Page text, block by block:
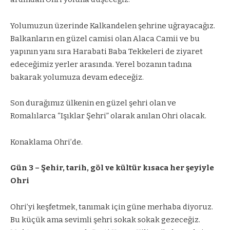
Yolumuzun üzerinde Kalkandelen şehrine uğrayacağız.
Balkanların en güzel camisi olan Alaca Camii ve bu
yapının yanı sıra Harabati Baba Tekkeleri de ziyaret
edeceğimiz yerler arasında. Yerel bozanın tadına
bakarak yolumuza devam edeceğiz.
Son durağımız ülkenin en güzel şehri olan ve
Romalılarca “Işıklar Şehri” olarak anılan Ohri olacak.
Konaklama Ohri’de.
Gün 3 – Şehir, tarih, göl ve kültür kısaca her şeyiyle
Ohri
Ohri’yi keşfetmek, tanımak için güne merhaba diyoruz.
Bu küçük ama sevimli şehri sokak sokak gezeceğiz.